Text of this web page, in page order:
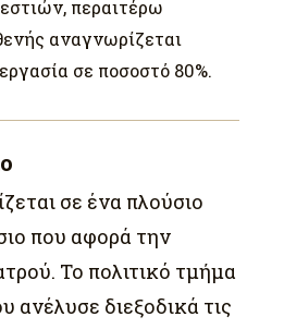
περαιτέρω
αναγνωρίζεται
σε ποσοστό 80%.
σε ένα πλούσιο
που αφορά την
Το πολιτικό τμήμα
ανέλυσε διεξοδικά τις